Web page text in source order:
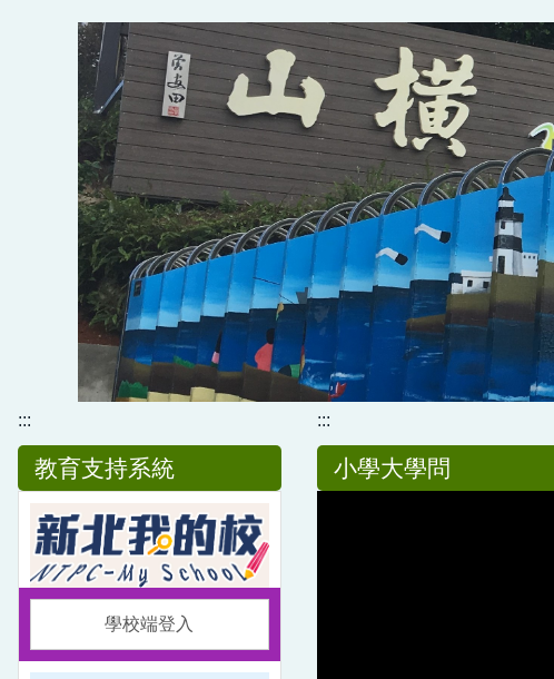
:::
教育支持系統
學校端登入
:::
小學大學問